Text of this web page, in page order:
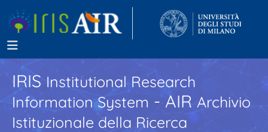
IRISInstitutional Research
Information System - AIR Archivio
Istituzionale della Ricerca